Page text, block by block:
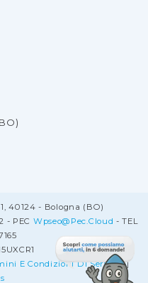
40124 - Bologna (BO)
- PEC Wpseo@pec.cloud - TEL
E Condizioni Di Servizio|